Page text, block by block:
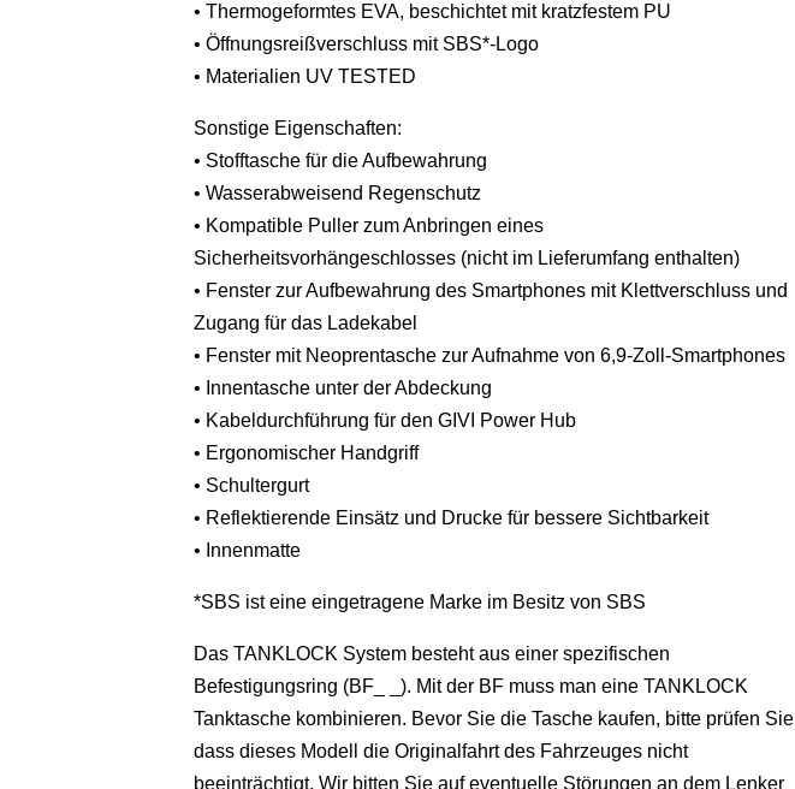
• Thermogeformtes EVA, beschichtet mit kratzfestem PU
• Öffnungsreißverschluss mit SBS*-Logo
• Materialien UV TESTED
Sonstige Eigenschaften:
• Stofftasche für die Aufbewahrung
• Wasserabweisend Regenschutz
• Kompatible Puller zum Anbringen eines
Sicherheitsvorhängeschlosses (nicht im Lieferumfang enthalten)
• Fenster zur Aufbewahrung des Smartphones mit Klettverschluss und
Zugang für das Ladekabel
• Fenster mit Neoprentasche zur Aufnahme von 6,9-Zoll-Smartphones
• Innentasche unter der Abdeckung
• Kabeldurchführung für den GIVI Power Hub
• Ergonomischer Handgriff
• Schultergurt
• Reflektierende Einsätz und Drucke für bessere Sichtbarkeit
• Innenmatte
*SBS ist eine eingetragene Marke im Besitz von SBS
Das TANKLOCK System besteht aus einer spezifischen
Befestigungsring (BF_ _). Mit der BF muss man eine TANKLOCK
Tanktasche kombinieren. Bevor Sie die Tasche kaufen, bitte prüfen Sie
dass dieses Modell die Originalfahrt des Fahrzeuges nicht
beeinträchtigt. Wir bitten Sie auf eventuelle Störungen an dem Lenker